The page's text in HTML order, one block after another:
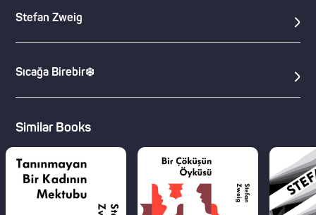
Stefan Zweig
Sıcağa Birebir❄️
Similar Books